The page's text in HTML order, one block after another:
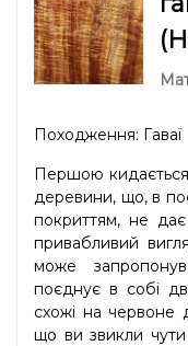
Походження: Гаваї
Першою кидається
деревини, що, в
покриттям, не дає
привабливий
може
поєднує в собі
схожі на червоне
що ви звикли чути